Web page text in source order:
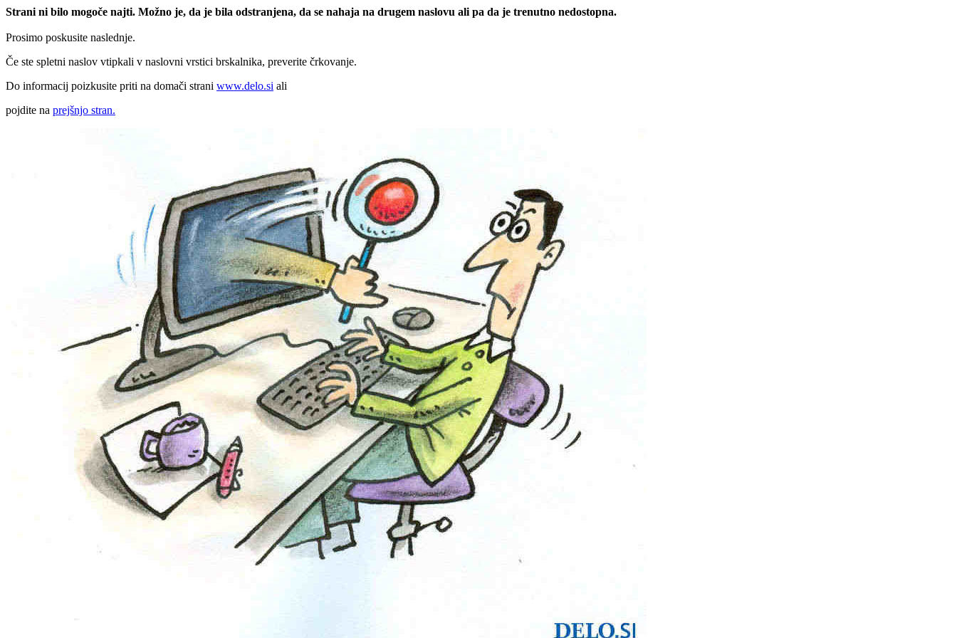
Strani ni bilo mogoče najti. Možno je, da je bila odstranjena, da se nahaja na drugem naslovu ali pa da je trenutno nedostopna.
Prosimo poskusite naslednje.
Če ste spletni naslov vtipkali v naslovni vrstici brskalnika, preverite črkovanje.
Do informacij poizkusite priti na domači strani www.delo.si ali
pojdite na prejšnjo stran.